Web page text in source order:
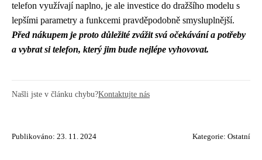
telefon využívají naplno, je ale investice do dražšího modelu s
lepšími parametry a funkcemi pravděpodobně smysluplnější.
Před nákupem je proto důležité zvážit svá očekávání a potřeby
a vybrat si telefon, který jim bude nejlépe vyhovovat.
Našli jste v článku chybu?Kontaktujte nás
Publikováno: 23. 11. 2024 Kategorie: Ostatní